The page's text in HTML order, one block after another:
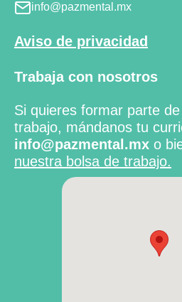
info@pazmental.mx
Aviso de privacidad
Trabaja con nosotros
Si quieres formar parte
trabajo, mándanos tu
info@pazmental.mx o
nuestra bolsa de trabajo.